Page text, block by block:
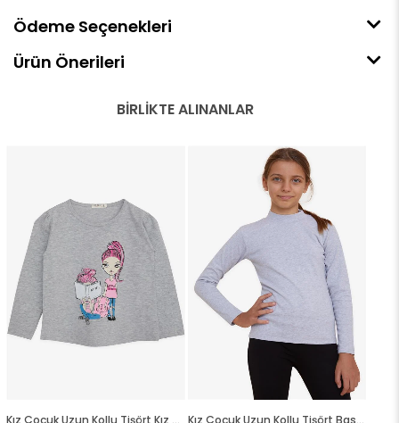
Ödeme Seçenekleri
Ürün Önerileri